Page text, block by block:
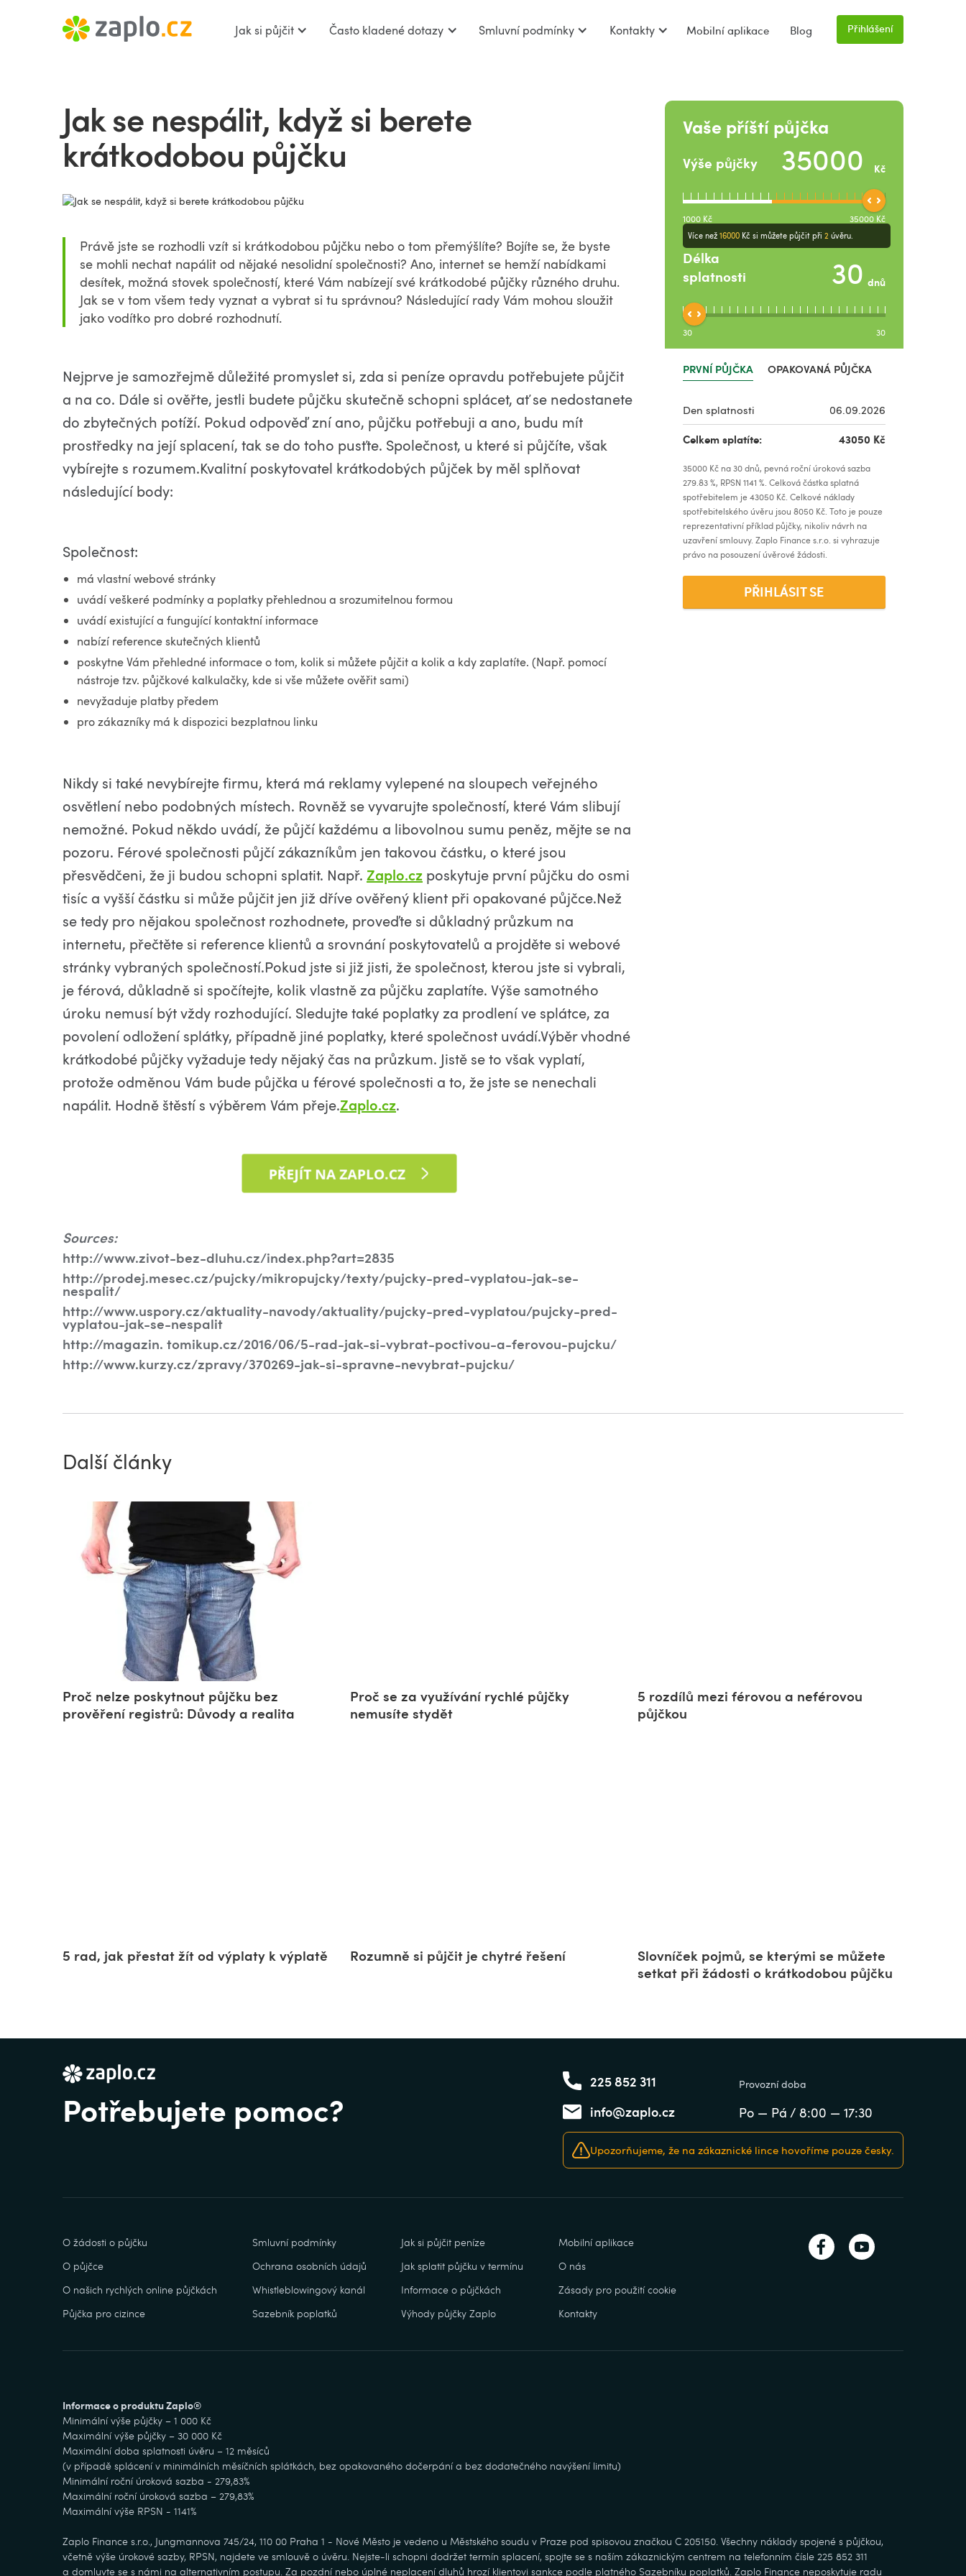
Jak si půjčit Často kladené dotazy Smluvní podmínky Kontakty Mobilní aplikace Blog Přihlášení
Jak se nespálit, když si berete
krátkodobou půjčku
Právě jste se rozhodli vzít si krátkodobou půjčku nebo o tom přemýšlíte? Bojíte se, že byste
se mohli nechat napálit od nějaké nesolidní společnosti? Ano, internet se hemží nabídkami
desítek, možná stovek společností, které Vám nabízejí své krátkodobé půjčky různého druhu.
Jak se v tom všem tedy vyznat a vybrat si tu správnou? Následující rady Vám mohou sloužit
jako vodítko pro dobré rozhodnutí.
Nejprve je samozřejmě důležité promyslet si, zda si peníze opravdu potřebujete půjčit
a na co. Dále si ověřte, jestli budete půjčku skutečně schopni splácet, ať se nedostanete
do zbytečných potíží. Pokud odpověď zní ano, půjčku potřebuji a ano, budu mít
prostředky na její splacení, tak se do toho pusťte. Společnost, u které si půjčíte, však
vybírejte s rozumem.Kvalitní poskytovatel krátkodobých půjček by měl splňovat
následující body:
Společnost:
má vlastní webové stránky
uvádí veškeré podmínky a poplatky přehlednou a srozumitelnou formou
uvádí existující a fungující kontaktní informace
nabízí reference skutečných klientů
poskytne Vám přehledné informace o tom, kolik si můžete půjčit a kolik a kdy zaplatíte. (Např. pomocí
nástroje tzv. půjčkové kalkulačky, kde si vše můžete ověřit sami)
nevyžaduje platby předem
pro zákazníky má k dispozici bezplatnou linku
Nikdy si také nevybírejte firmu, která má reklamy vylepené na sloupech veřejného
osvětlení nebo podobných místech. Rovněž se vyvarujte společností, které Vám slibují
nemožné. Pokud někdo uvádí, že půjčí každému a libovolnou sumu peněz, mějte se na
pozoru. Férové společnosti půjčí zákazníkům jen takovou částku, o které jsou
přesvědčeni, že ji budou schopni splatit. Např. Zaplo.cz poskytuje první půjčku do osmi
tisíc a vyšší částku si může půjčit jen již dříve ověřený klient při opakované půjčce.Než
se tedy pro nějakou společnost rozhodnete, proveďte si důkladný průzkum na
internetu, přečtěte si reference klientů a srovnání poskytovatelů a projděte si webové
stránky vybraných společností.Pokud jste si již jisti, že společnost, kterou jste si vybrali,
je férová, důkladně si spočítejte, kolik vlastně za půjčku zaplatíte. Výše samotného
úroku nemusí být vždy rozhodující. Sledujte také poplatky za prodlení ve splátce, za
povolení odložení splátky, případně jiné poplatky, které společnost uvádí.Výběr vhodné
krátkodobé půjčky vyžaduje tedy nějaký čas na průzkum. Jistě se to však vyplatí,
protože odměnou Vám bude půjčka u férové společnosti a to, že jste se nenechali
napálit. Hodně štěstí s výběrem Vám přeje.Zaplo.cz.
Sources:
http://www.zivot-bez-dluhu.cz/index.php?art=2835
http://prodej.mesec.cz/pujcky/mikropujcky/texty/pujcky-pred-vyplatou-jak-se-
nespalit/
http://www.uspory.cz/aktuality-navody/aktuality/pujcky-pred-vyplatou/pujcky-pred-
vyplatou-jak-se-nespalit
http://magazin. tomikup.cz/2016/06/5-rad-jak-si-vybrat-poctivou-a-ferovou-pujcku/
http://www.kurzy.cz/zpravy/370269-jak-si-spravne-nevybrat-pujcku/
Vaše příští půjčka
Výše půjčky Kč
1000 Kč 35000 Kč
Více než 16000 Kč si můžete půjčit při 2 úvěru.
Délka
splatnosti
dnů
30 30
PRVNÍ PŮJČKA OPAKOVANÁ PŮJČKA
Den splatnosti 06.09.2026
Celkem splatíte: 43050 Kč
35000Kč na30dnů, pevná roční úroková sazba
279.83%, RPSN 1141 %. Celková částka splatná
spotřebitelem je 43050Kč. Celkové náklady
spotřebitelského úvěru jsou 8050Kč. Toto je pouze
reprezentativní příklad půjčky, nikoliv návrh na
uzavření smlouvy. Zaplo Finance s.r.o. si vyhrazuje
právo na posouzení úvěrové žádosti.
PŘIHLÁSIT SE
Další články
Proč nelze poskytnout půjčku bez
prověření registrů: Důvody a realita
Proč se za využívání rychlé půjčky
nemusíte stydět
5 rozdílů mezi férovou a neférovou
půjčkou
5 rad, jak přestat žít od výplaty k výplatě Rozumně si půjčit je chytré řešení
Slovníček pojmů, se kterými se můžete
setkat při žádosti o krátkodobou půjčku
Potřebujete pomoc?
225 852 311
info@zaplo.cz
Provozní doba
Po — Pá / 8:00 — 17:30
Upozorňujeme, že na zákaznické lince hovoříme pouze česky.
O žádosti o půjčku
O půjčce
O našich rychlých online půjčkách
Půjčka pro cizince
Smluvní podmínky
Ochrana osobních údajů
Whistleblowingový kanál
Sazebník poplatků
Jak si půjčit peníze
Jak splatit půjčku v termínu
Informace o půjčkách
Výhody půjčky Zaplo
Mobilní aplikace
O nás
Zásady pro použití cookie
Kontakty
Informace o produktu Zaplo®
Minimální výše půjčky – 1 000 Kč
Maximální výše půjčky – 30 000 Kč
Maximální doba splatnosti úvěru – 12 měsíců
(v případě splácení v minimálních měsíčních splátkách, bez opakovaného dočerpání a bez dodatečného navýšení limitu)
Minimální roční úroková sazba - 279,83%
Maximální roční úroková sazba – 279,83%
Maximální výše RPSN - 1141%
Zaplo Finance s.r.o., Jungmannova 745/24, 110 00 Praha 1 - Nové Město je vedeno u Městského soudu v Praze pod spisovou značkou C 205150. Všechny náklady spojené s půjčkou,
včetně výše úrokové sazby, RPSN, najdete ve smlouvě o úvěru. Nejste-li schopni dodržet termín splacení, spojte se s naším zákaznickým centrem na telefonním čísle 225 852 311
a domluvte se s námi na alternativním postupu. Za pozdní nebo úplné neplacení dluhů hrozí klientovi sankce podle platného Sazebníku poplatků. Zaplo Finance neposkytuje radu